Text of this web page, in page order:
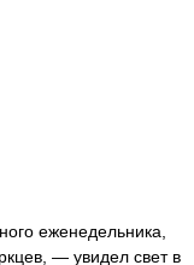
еженедельника,
— увидел свет в